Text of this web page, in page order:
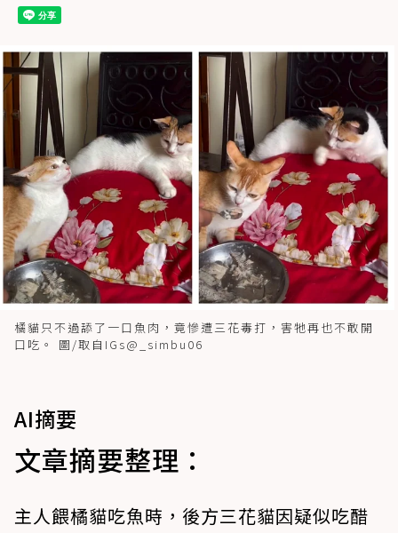
橘貓只不過舔了一口魚肉，竟慘遭三花毒打，害牠再也不敢開
口吃。 圖/取自IGs@_simbu06
AI摘要
文章摘要整理：
主人餵橘貓吃魚時，後方三花貓因疑似吃醋